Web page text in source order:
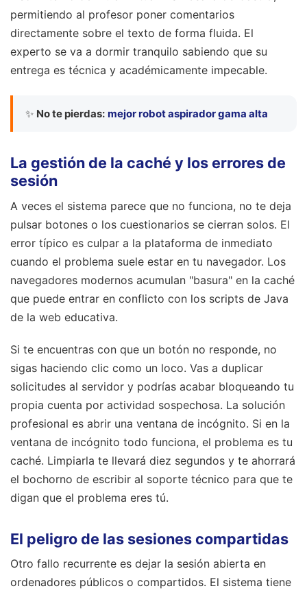
permitiendo al profesor poner comentarios
directamente sobre el texto de forma fluida. El
experto se va a dormir tranquilo sabiendo que su
entrega es técnica y académicamente impecable.
✨ No te pierdas: mejor robot aspirador gama alta
La gestión de la caché y los errores de
sesión
A veces el sistema parece que no funciona, no te deja
pulsar botones o los cuestionarios se cierran solos. El
error típico es culpar a la plataforma de inmediato
cuando el problema suele estar en tu navegador. Los
navegadores modernos acumulan "basura" en la caché
que puede entrar en conflicto con los scripts de Java
de la web educativa.
Si te encuentras con que un botón no responde, no
sigas haciendo clic como un loco. Vas a duplicar
solicitudes al servidor y podrías acabar bloqueando tu
propia cuenta por actividad sospechosa. La solución
profesional es abrir una ventana de incógnito. Si en la
ventana de incógnito todo funciona, el problema es tu
caché. Limpiarla te llevará diez segundos y te ahorrará
el bochorno de escribir al soporte técnico para que te
digan que el problema eres tú.
El peligro de las sesiones compartidas
Otro fallo recurrente es dejar la sesión abierta en
ordenadores públicos o compartidos. El sistema tiene